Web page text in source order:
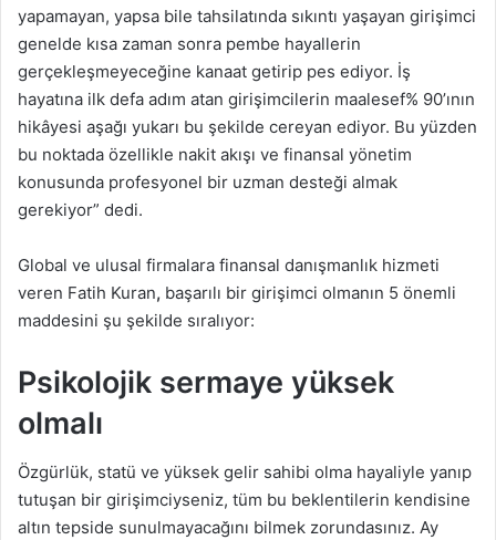
yapamayan, yapsa bile tahsilatında sıkıntı yaşayan girişimci
genelde kısa zaman sonra pembe hayallerin
gerçekleşmeyeceğine kanaat getirip pes ediyor. İş
hayatına ilk defa adım atan girişimcilerin maalesef% 90’ının
hikâyesi aşağı yukarı bu şekilde cereyan ediyor. Bu yüzden
bu noktada özellikle nakit akışı ve finansal yönetim
konusunda profesyonel bir uzman desteği almak
gerekiyor” dedi.
Global ve ulusal firmalara finansal danışmanlık hizmeti
veren Fatih Kuran, başarılı bir girişimci olmanın 5 önemli
maddesini şu şekilde sıralıyor:
Psikolojik sermaye yüksek
olmalı
Özgürlük, statü ve yüksek gelir sahibi olma hayaliyle yanıp
tutuşan bir girişimciyseniz, tüm bu beklentilerin kendisine
altın tepside sunulmayacağını bilmek zorundasınız. Ay